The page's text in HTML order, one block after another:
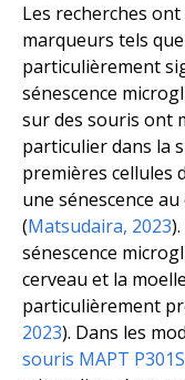
Les recherches
marqueurs tels
particulièrement
sénescence
sur des souris ont
particulier dans la
premières cellules
une sénescence
(Matsudaira, 2023
sénescence
cerveau et la
particulièrement
2023). Dans les
souris MAPT